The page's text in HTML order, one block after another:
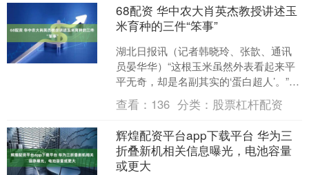
68配资 华中农大肖英杰教授讲述玉
米育种的三件“笨事”
湖北日报讯（记者韩晓玲、张歆、通讯
员晏华华）“这根玉米虽然外表看起来平
平无奇，却是名副其实的‘蛋白超人’。”7
月17日，湖北省政府新闻办举办首场“新
征程上的荆楚....
查看： 136 分类： 股票杠杆配资
辉煌配资平台app下载平台 华为三
折叠新机相关信息曝光，电池容量
或更大